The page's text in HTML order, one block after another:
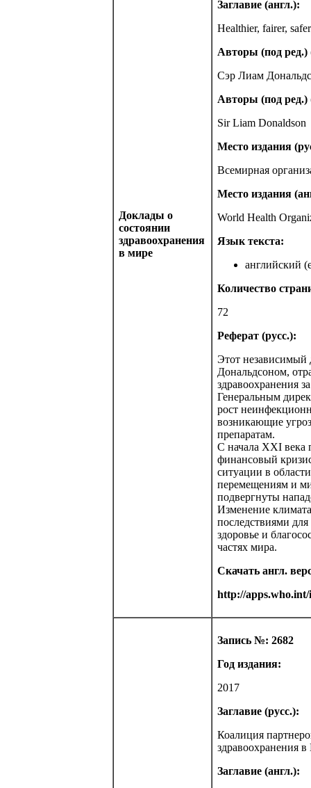
Доклады о
состоянии
здравоохранения
в мире
Заглавие (англ.):
Healthier, fairer,
Авторы (под ред.)
Сэр Лиам
Авторы (под ред.)
Sir Liam Donaldson
Место издания
Всемирная
Место издания
World Health
Язык текста:
английский
Количество
72
Реферат (русс.):
Этот независимый
Дональдсоном,
здравоохранения
Генеральным
рост
возникающие
препаратам.
С начала XXI века
финансовый
ситуации в
перемещениям и
подвергнуты
Изменение
последствиями
здоровье и
частях мира.
Скачать англ.
http://apps.who.int/
Запись №: 2682
Год издания:
2017
Заглавие (русс.):
Коалиция
здравоохранения
Заглавие (англ.):